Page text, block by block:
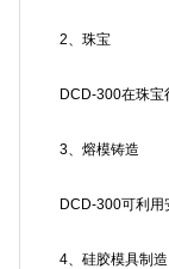
2、珠宝
DCD-300在珠宝
3、熔模铸造
DCD-300可利用
4、硅胶模具制造